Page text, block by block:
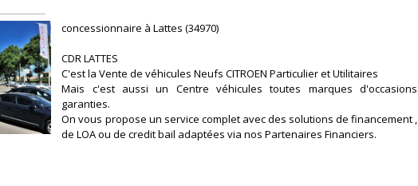
concessionnaire à Lattes (34970)
CDR LATTES
C'est la Vente de véhicules Neufs CITROEN Particulier et Utilitaires
Mais c'est aussi un Centre véhicules toutes marques d'occasions
garanties.
On vous propose un service complet avec des solutions de financement ,
de LOA ou de credit bail adaptées via nos Partenaires Financiers.